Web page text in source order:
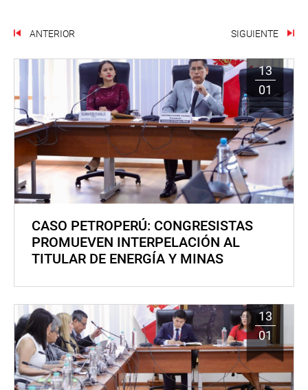
ANTERIOR SIGUIENTE
13
01
CASO PETROPERÚ: CONGRESISTAS
PROMUEVEN INTERPELACIÓN AL
TITULAR DE ENERGÍA Y MINAS
13
01